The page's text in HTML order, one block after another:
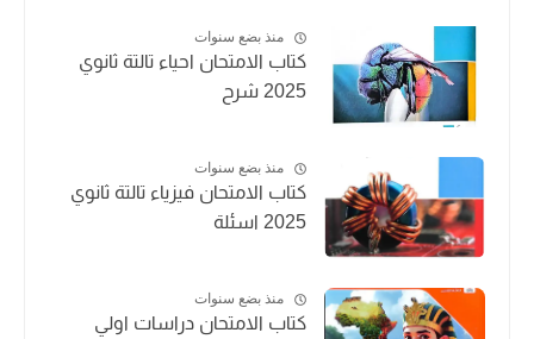
منذ بضع سنوات
كتاب الامتحان احياء تالتة ثانوي
2025 شرح
منذ بضع سنوات
كتاب الامتحان فيزياء تالتة ثانوي
2025 اسئلة
منذ بضع سنوات
كتاب الامتحان دراسات اولي